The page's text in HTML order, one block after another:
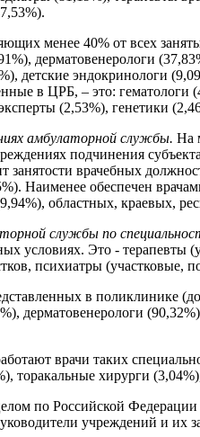
менее 40% от всех
дерматовенерологи
детские эндокринологи
в ЦРБ, – это:
(2,53%), генетики
амбулаторной службы. На
подчинения
врачебных
Наименее обеспечен
областных, краевых,
службы по
условиях. Это - терапевты
психиатры (участковые,
в поликлинике
дерматовенерологи
врачи таких
торакальные хирурги
по Российской Федерации
учреждений и их